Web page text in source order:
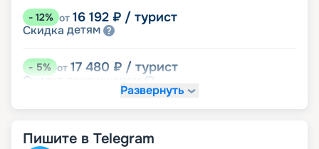
- 12% от 16 192 ₽ / турист
Скидка детям
-5% от 17 480 ₽ / турист
Скидка
именинникамРазвернуть
Пишите в Telegram